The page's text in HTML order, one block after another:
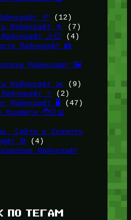
🌱
(12)
Майнкрафт 🔽
(7)
🤹🏻
(4)
Майнкрафт 📸
Майнкрафт 🖼️
Майнкрафт ✂️ (9)
⭐(2)
Майнкрафт 🖥️ (47)
Конфиги 🧑🏻‍💻
Сайты и Скрипты
⚙️ (4)
Майнкрафт
ПО ТЕГАМ